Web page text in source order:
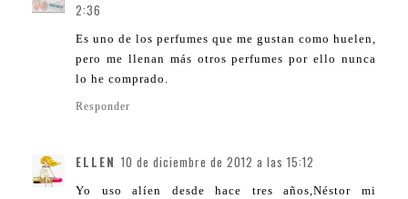
2:36
Es uno de los perfumes que me gustan como huelen,
pero me llenan más otros perfumes por ello nunca
lo he comprado.
Responder
ELLEN 10 de diciembre de 2012 a las 15:12
Yo uso alíen desde hace tres años,Néstor mi